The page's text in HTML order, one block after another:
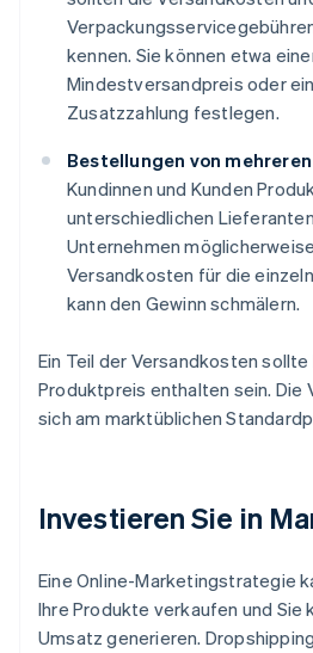
kennen. Sie können etwa
Mindestversandpreis oder
Zusatzzahlung festlegen.
Bestellungen von
Kundinnen und Kunden
unterschiedlichen
Unternehmen
Versandkosten für die
kann den Gewinn schmälern.
Ein Teil der Versandkosten
Produktpreis enthalten sein. Die
sich am marktüblichen
Investieren Sie in
Eine Online-Marketingstrategie
Ihre Produkte verkaufen und Sie
Umsatz generieren.